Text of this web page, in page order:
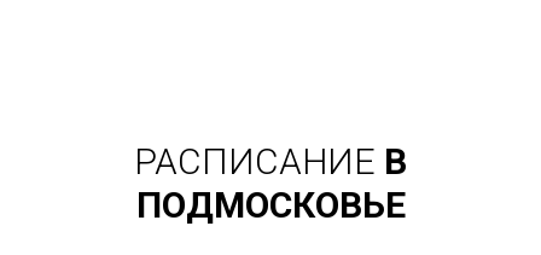
РАСПИСАНИЕ В
ПОДМОСКОВЬЕ